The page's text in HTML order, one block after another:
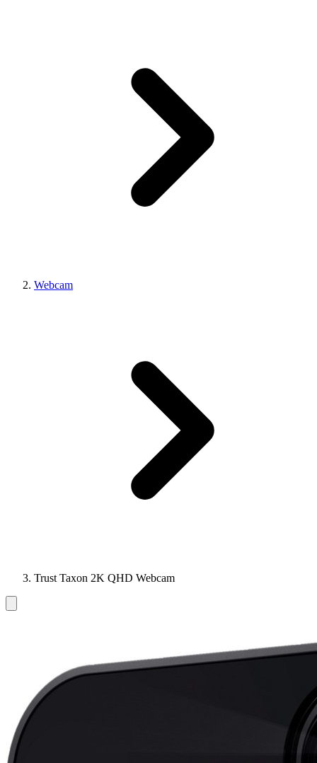
Webcam
Trust Taxon 2K QHD Webcam